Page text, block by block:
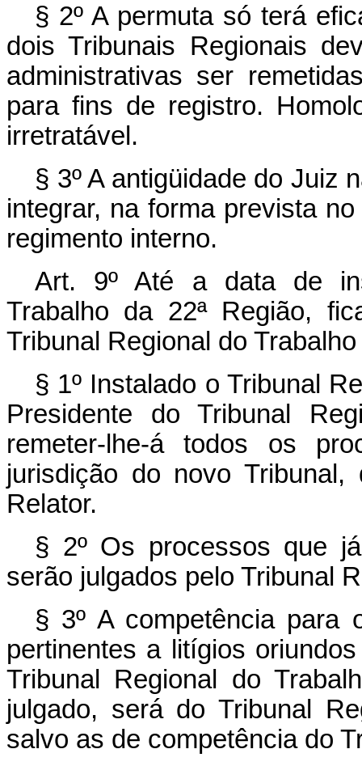
§ 2º A permuta só terá
dois Tribunais Regionais
administrativas ser
para fins de registro.
irretratável.
§ 3º A antigüidade do Juiz
integrar, na forma prevista
regimento interno.
Art. 9º Até a data de
Trabalho da 22ª Região,
Tribunal Regional do
§ 1º Instalado o Tribunal
Presidente do Tribunal
remeter-lhe-á todos os
jurisdição do novo
Relator.
§ 2º Os processos que
serão julgados pelo Tribunal
§ 3º A competência para
pertinentes a litígios
Tribunal Regional do
julgado, será do Tribunal
salvo as de competência do